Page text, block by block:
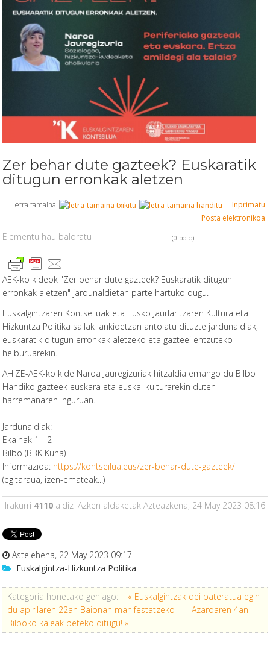
Zer behar dute gazteek? Euskaratik
ditugun erronkak aletzen
letra tamaina
Inprimatu
Posta elektronikoa
Elementu hau baloratu (0 boto)
AEK-ko kideok "Zer behar dute gazteek? Euskaratik ditugun
erronkak aletzen" jardunaldietan parte hartuko dugu.
Euskalgintzaren Kontseiluak eta Eusko Jaurlaritzaren Kultura eta
Hizkuntza Politika sailak lankidetzan antolatu dituzte jardunaldiak,
euskaratik ditugun erronkak aletzeko eta gazteei entzuteko
helburuarekin.
AHIZE-AEK-ko kide Naroa Jauregizuriak hitzaldia emango du Bilbo
Handiko gazteek euskara eta euskal kulturarekin duten
harremanaren inguruan.
Jardunaldiak:
Ekainak 1 - 2
Bilbo (BBK Kuna)
Informazioa: https://kontseilua.eus/zer-behar-dute-gazteek/
(egitaraua, izen-emateak...)
Irakurri 4110 aldiz Azken aldaketak Azteazkena, 24 May 2023 08:16
Astelehena, 22 May 2023 09:17
Euskalgintza-Hizkuntza Politika
Kategoria honetako gehiago:
« Euskalgintzak dei bateratua egin
du apirilaren 22an Baionan manifestatzeko
Azaroaren 4an
Bilboko kaleak beteko ditugu! »